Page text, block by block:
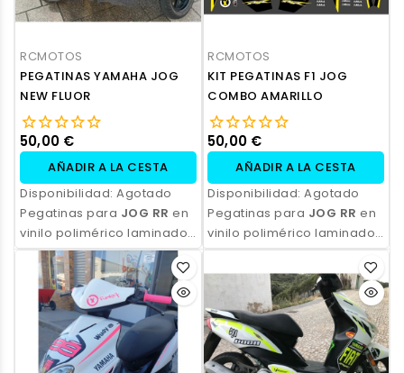
RCMOTOS
PEGATINAS YAMAHA JOG
NEW FLUOR
50,00 €
AÑADIR A LA CESTA
Disponibilidad: Agotado
Pegatinas para JOG RR en
vinilo polimérico laminado,
impresas con tinta
ecosolvente. Alta
resistencia, acabado
profesional y opción de
personalización.
RCMOTOS
KIT PEGATINAS F1 JOG
COMBO AMARILLO
50,00 €
AÑADIR A LA CESTA
Disponibilidad: Agotado
Pegatinas para JOG RR en
vinilo polimérico laminado,
impresas con tinta
ecosolvente. Alta
resistencia, acabado
profesional y opción de
personalización.